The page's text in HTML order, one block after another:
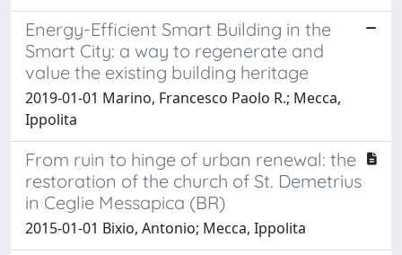
Energy-Efficient Smart Building in the
Smart City: a way to regenerate and
value the existing building heritage
2019-01-01 Marino, Francesco Paolo R.; Mecca,
Ippolita
From ruin to hinge of urban renewal: the
restoration of the church of St. Demetrius
in Ceglie Messapica (BR)
2015-01-01 Bixio, Antonio; Mecca, Ippolita